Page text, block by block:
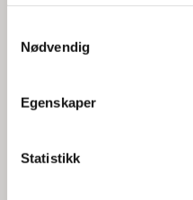
Nødvendig
Egenskaper
Statistikk
Snakk